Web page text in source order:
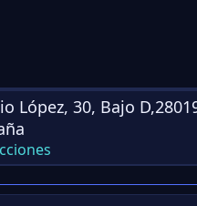
López, 30, Bajo